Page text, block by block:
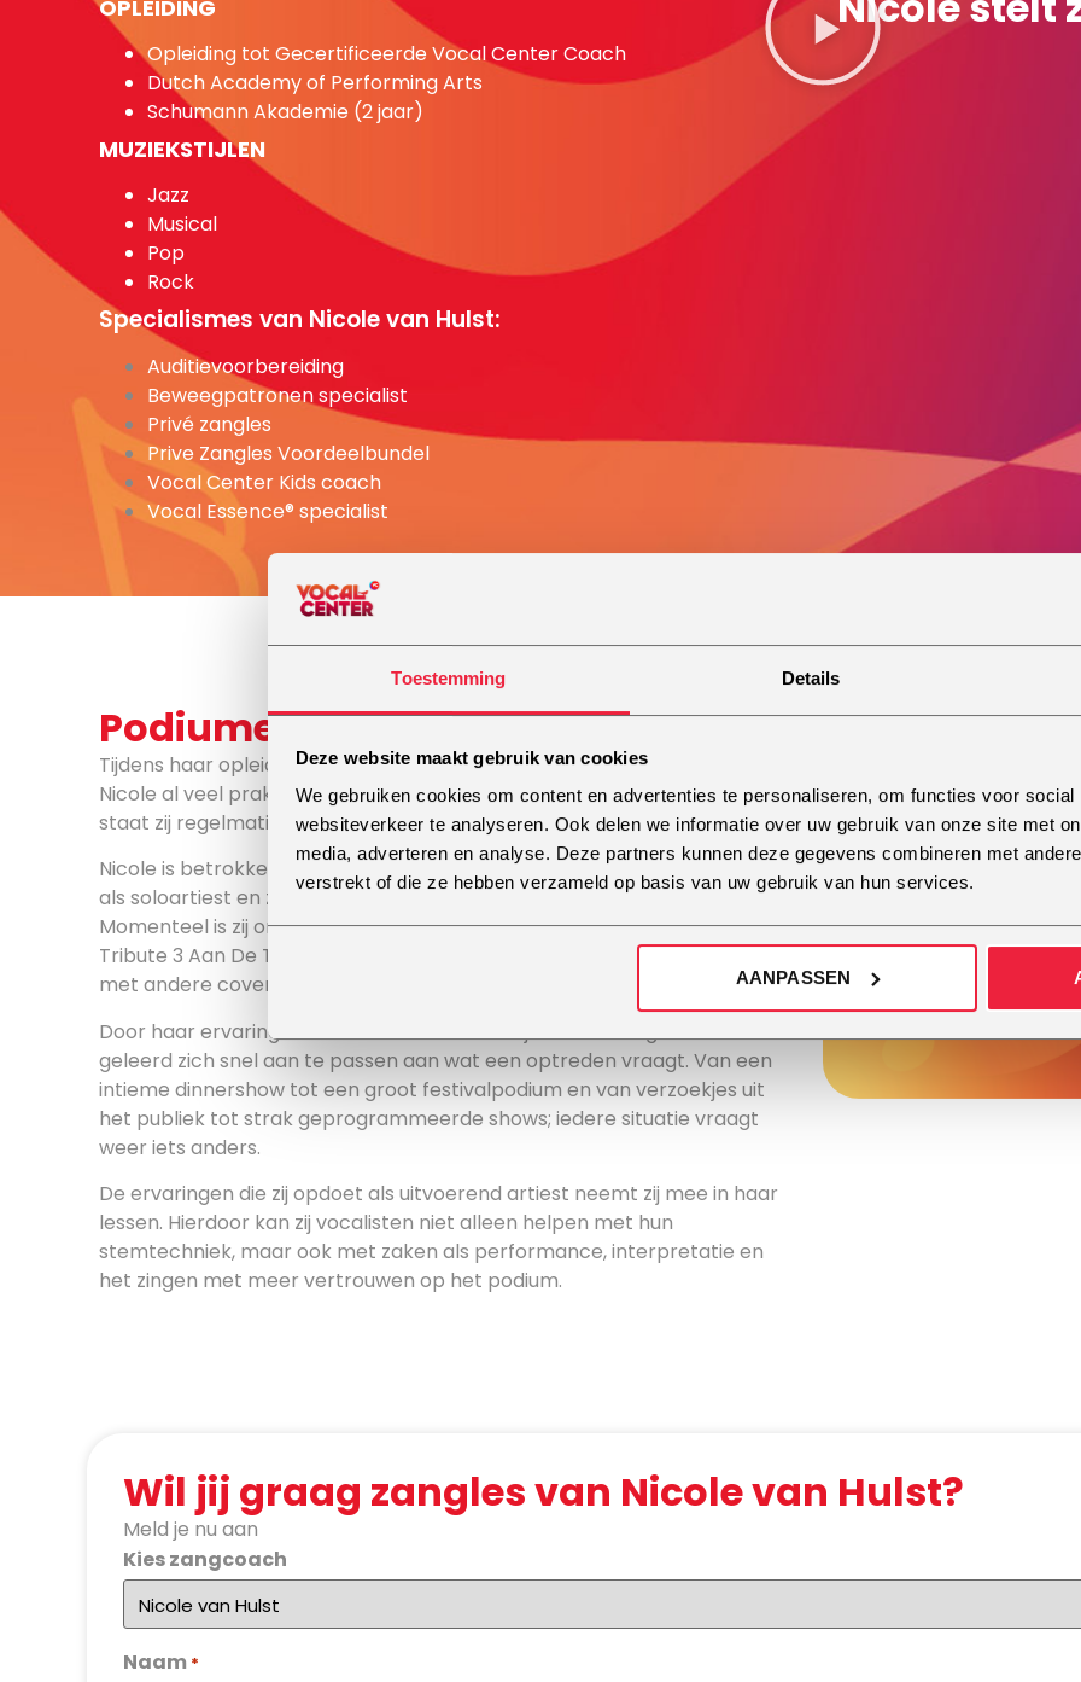
Toestemming Details
Deze website maakt gebruik van cookies
We gebruiken cookies om content en advertenties te personaliseren, om functies voor
websiteverkeer te analyseren. Ook delen we informatie over uw gebruik van onze site met
media, adverteren en analyse. Deze partners kunnen deze gegevens combineren met
verstrekt of die ze hebben verzameld op basis van uw gebruik van hun services.
AANPASSEN
OPLEIDING
Opleiding tot Gecertificeerde Vocal Center Coach
Dutch Academy of Performing Arts
Schumann Akademie (2 jaar)
MUZIEKSTIJLEN
Jazz
Musical
Pop
Rock
Specialismes van Nicole van Hulst:
Auditievoorbereiding
Beweegpatronen specialist
Privé zangles
Prive Zangles Voordeelbundel
Vocal Center Kids coach
Vocal Essence® specialist
Podiumervaring
Tijdens haar opleiding aan de Dutch Academy of Performing Arts deed
Nicole al veel praktijkervaring op. Sindsdien is zij actief als zangeres en
staat zij regelmatig op het podium.
Nicole is betrokken bij verschillende muzikale projecten. Zo treedt zij op
als soloartiest en zingt zij in diverse coverbands en tribute-acts.
Momenteel is zij onder andere te zien bij De Coronas, ABBA Fever en de K3
Tribute 3 Aan De Top. Daarnaast staat zij ook regelmatig op het podium
met andere coverbands en muzikale projecten.
Door haar ervaring in verschillende muziekstijlen en settings heeft Nicole
geleerd zich snel aan te passen aan wat een optreden vraagt. Van een
intieme dinnershow tot een groot festivalpodium en van verzoekjes uit
het publiek tot strak geprogrammeerde shows; iedere situatie vraagt
weer iets anders.
De ervaringen die zij opdoet als uitvoerend artiest neemt zij mee in haar
lessen. Hierdoor kan zij vocalisten niet alleen helpen met hun
stemtechniek, maar ook met zaken als performance, interpretatie en
het zingen met meer vertrouwen op het podium.
Wil jij graag zangles van Nicole van Hulst?
Meld je nu aan
Kies zangcoach
Naam *